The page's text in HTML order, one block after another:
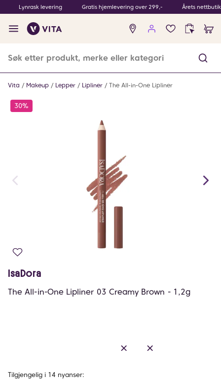
Lynrask levering Gratis hjemlevering over 299,- Årets
Ingen
produkter
Vita Makeup Lepper Lipliner The All-in-One Lipliner
30%
IsaDora
The All-in-One Lipliner 03 Creamy Brown - 1,2g
Tilgjengelig i 14 nyanser: